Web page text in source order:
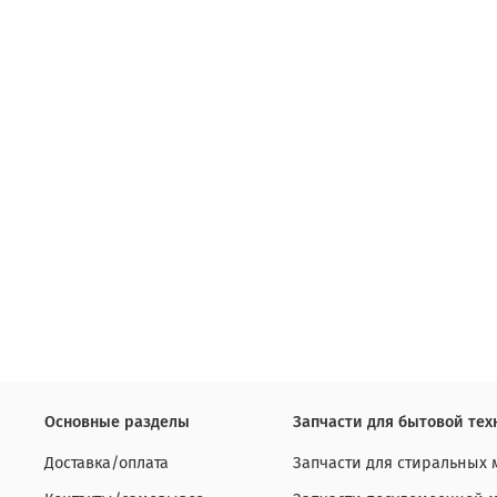
Основные разделы
Доставка/оплата
Запчасти для бытовой
Запчасти для